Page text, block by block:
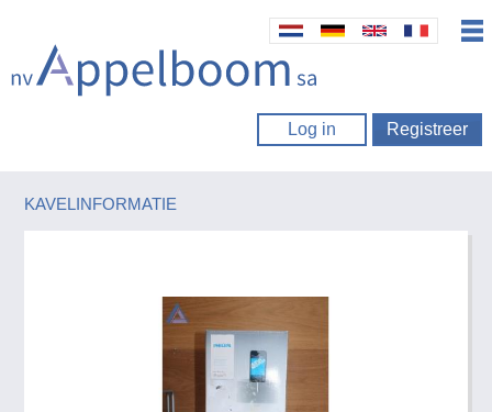
Log in Registreer
KAVELINFORMATIE